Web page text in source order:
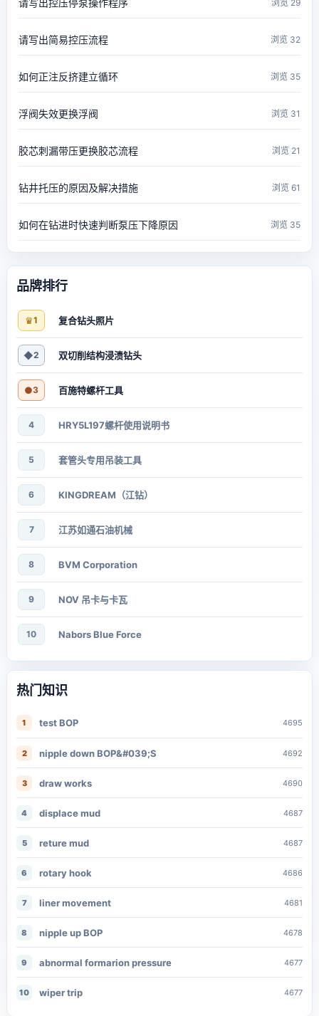
浏览 29
请写出简易控压流程 浏览 32
如何正注反挤建立循环 浏览 35
浮阀失效更换浮阀 浏览 31
胶芯刺漏带压更换胶芯流程 浏览 21
钻井托压的原因及解决措施 浏览 61
如何在钻进时快速判断泵压下降原因 浏览 35
品牌排行
♛1 复合钻头照片
◆2 双切削结构浸渍钻头
●3 百施特螺杆工具
4 HRY5L197螺杆使用说明书
5 套管头专用吊装工具
6 KINGDREAM（江钻）
7 江苏如通石油机械
8 BVM Corporation
9 NOV 吊卡与卡瓦
10 Nabors Blue Force
热门知识
1 test BOP 4695
2 nipple down BOP&#039;S 4692
3 draw works 4690
4 displace mud 4687
5 reture mud 4687
6 rotary hook 4686
7 liner movement 4681
8 nipple up BOP 4678
9 abnormal formarion pressure 4677
10 wiper trip 4677